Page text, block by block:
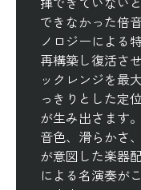
できなかった倍
ノロジーによる
再構築し復活さ
ックレンジを最
っきりとした定
が生み出さます
音色、滑らかさ
が意図した楽器
による名演奏が